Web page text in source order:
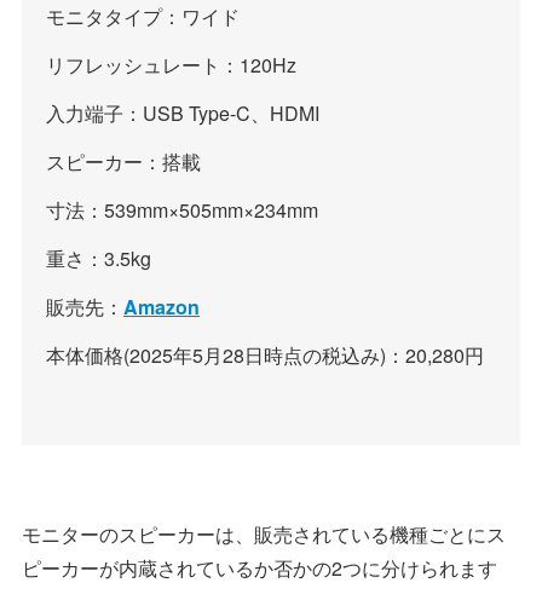
モニタタイプ：ワイド
リフレッシュレート：120Hz
入力端子：USB Type-C、HDMI
スピーカー：搭載
寸法：539mm×505mm×234mm
重さ：3.5kg
販売先： Amazon
本体価格(2025年5月28日時点の税込み)：20,280円
モニターのスピーカーは、販売されている機種ごとにス
ピーカーが内蔵されているか否かの2つに分けられます